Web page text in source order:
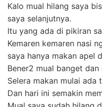
Kalo mual hilang saya
saya selanjutnya.
Itu yang ada di pikiran
Kemaren kemaren nasi
saya hanya makan apel
Bener2 mual banget
Selera makan mulai ada
Dan hari ini semakin